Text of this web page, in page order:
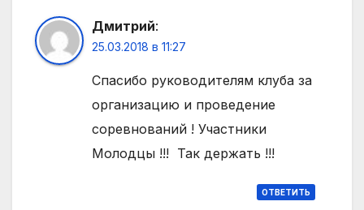
Дмитрий:
25.03.2018 в 11:27
Спасибо руководителям клуба за
организацию и проведение
соревнований ! Участники
Молодцы !!! Так держать !!!
ОТВЕТИТЬ